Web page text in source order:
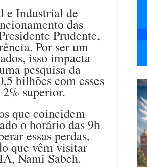
e Industrial de
das
Prudente,
Por ser um
isso impacta
pesquisa da
bilhões com esses
superior.
que coincidem
o horário das 9h
essas perdas,
que vêm visitar
Nami Sabeh.